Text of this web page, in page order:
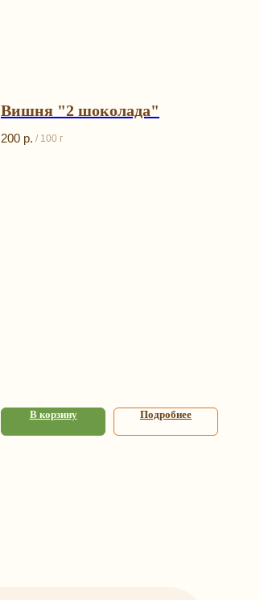
Вишня "2 шоколада"
200 р. / 100 г
Подробнее
В корзину